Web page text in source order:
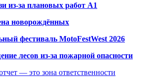
из-за плановых работ A1
новорождённых
фестиваль MotoFestWest 2026
лесов из-за пожарной опасности
— это зона ответственности